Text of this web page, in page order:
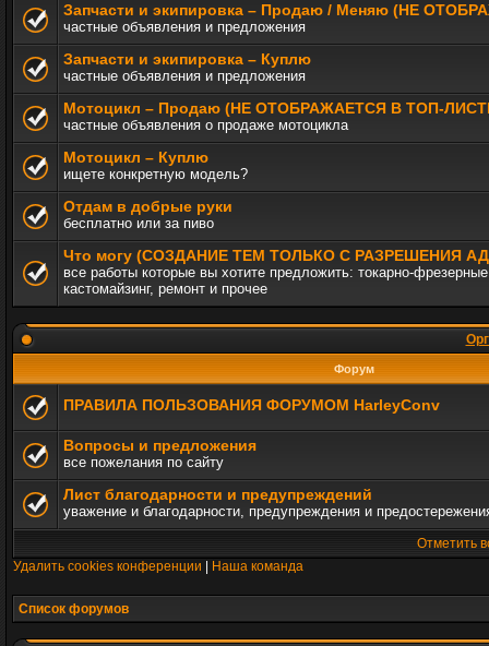
Запчасти и экипировка – Продаю / Меняю (НЕ
частные объявления и предложения
Запчасти и экипировка – Куплю
частные объявления и предложения
Мотоцикл – Продаю (НЕ ОТОБРАЖАЕТСЯ В ТОП-
частные объявления о продаже мотоцикла
Мотоцикл – Куплю
ищете конкретную модель?
Отдам в добрые руки
бесплатно или за пиво
Что могу (СОЗДАНИЕ ТЕМ ТОЛЬКО С РАЗРЕШЕНИЯ
все работы которые вы хотите предложить: токарно-
кастомайзинг, ремонт и прочее
Форум
ПРАВИЛА ПОЛЬЗОВАНИЯ ФОРУМОМ HarleyConv
Вопросы и предложения
все пожелания по сайту
Лист благодарности и предупреждений
уважение и благодарности, предупреждения и
Отметить
Удалить cookies конференции
Наша команда
Список форумов